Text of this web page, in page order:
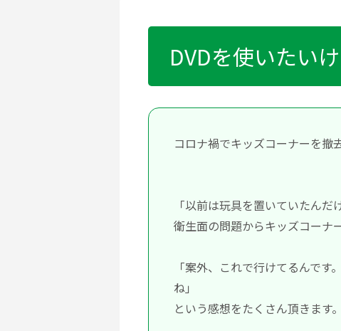
DVDを使いたい
コロナ禍でキッズコーナーを撤
「以前は玩具を置いていたん
衛生面の問題からキッズコーナ
「案外、これで行けてるんで
ね」
という感想をたくさん頂きます。